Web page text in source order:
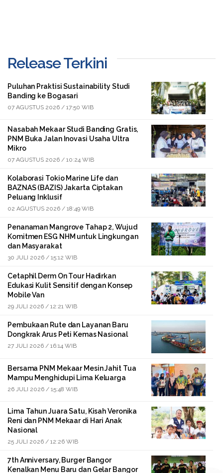
Release Terkini
Puluhan Praktisi Sustainability Studi
Banding ke Bogasari
07 AGUSTUS 2026 / 17:50 WIB
Nasabah Mekaar Studi Banding Gratis,
PNM Buka Jalan Inovasi Usaha Ultra
Mikro
07 AGUSTUS 2026 / 10:24 WIB
Kolaborasi Tokio Marine Life dan
BAZNAS (BAZIS) Jakarta Ciptakan
Peluang Inklusif
02 AGUSTUS 2026 / 18:49 WIB
Penanaman Mangrove Tahap 2, Wujud
Komitmen ESG NHM untuk Lingkungan
dan Masyarakat
30 JULI 2026 / 15:12 WIB
Cetaphil Derm On Tour Hadirkan
Edukasi Kulit Sensitif dengan Konsep
Mobile Van
29 JULI 2026 / 12:21 WIB
Pembukaan Rute dan Layanan Baru
Dongkrak Arus Peti Kemas Nasional
27 JULI 2026 / 16:14 WIB
Bersama PNM Mekaar Mesin Jahit Tua
Mampu Menghidupi Lima Keluarga
26 JULI 2026 / 15:48 WIB
Lima Tahun Juara Satu, Kisah Veronika
Reni dan PNM Mekaar di Hari Anak
Nasional
25 JULI 2026 / 12:26 WIB
7th Anniversary, Burger Bangor
Kenalkan Menu Baru dan Gelar Bangor